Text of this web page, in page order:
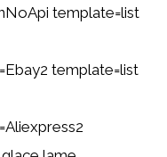
template=list
template=list